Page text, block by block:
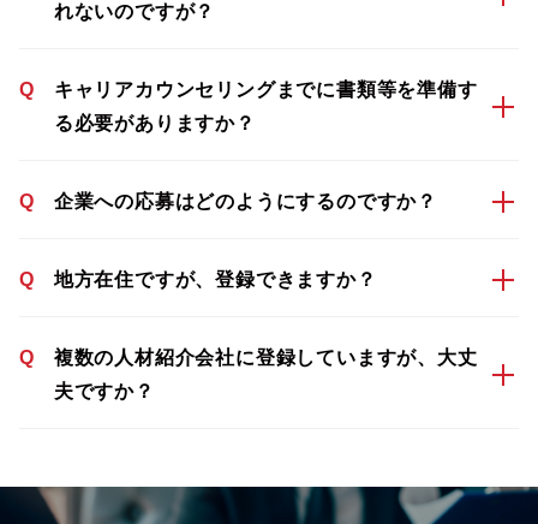
れないのですが？
Q
キャリアカウンセリングまでに書類等を準備す
る必要がありますか？
Q 企業への応募はどのようにするのですか？
Q 地方在住ですが、登録できますか？
Q
複数の人材紹介会社に登録していますが、大丈
夫ですか？